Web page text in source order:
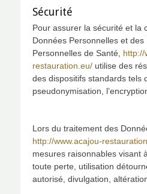
Sécurité
Pour assurer la sécurité et la
Données Personnelles et des
Personnelles de Santé, http://
restauration.eu/ utilise des
des dispositifs standards tels
pseudonymisation,
Lors du traitement des
http://www.acajou-
mesures raisonnables visant
toute perte, utilisation
autorisé, divulgation,